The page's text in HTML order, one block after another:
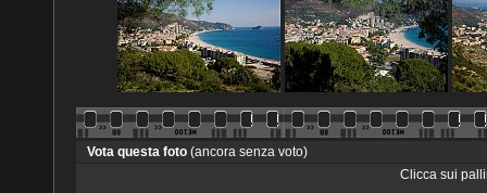
Vota questa foto (ancora senza voto)
Clicca sui